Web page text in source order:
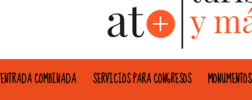
ENTRADA COMBINADA SERVICIOS PARA CONGRESOS MONUMENTOS